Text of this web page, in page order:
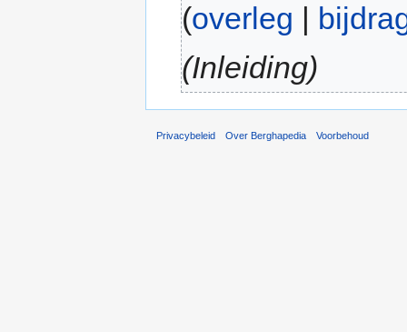
(overleg
(Inleiding)
Privacybeleid Over Berghapedia Voorbehoud